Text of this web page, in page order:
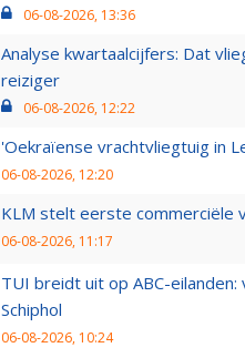
06-08-2026, 13:36
Analyse kwartaalcijfers: Dat
reiziger
06-08-2026, 12:22
'Oekraïense vrachtvliegtuig in
06-08-2026, 12:20
KLM stelt eerste commerciële
06-08-2026, 11:17
TUI breidt uit op ABC-
Schiphol
06-08-2026, 10:24